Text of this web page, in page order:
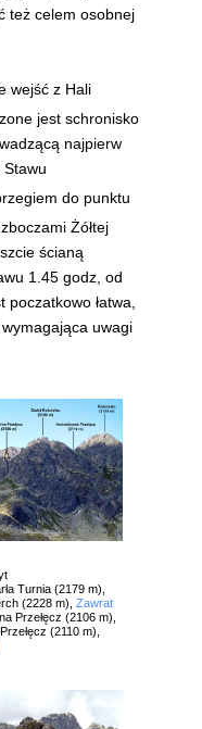
też celem osobnej
wejść z Hali
jest schronisko
najpierw
do punktu
Żółtej
ścianą
1.45 godz, od
łatwa,
uwagi
Turnia (2179 m),
(2228 m),Zawrat
Przełęcz (2106 m),
(2110 m),